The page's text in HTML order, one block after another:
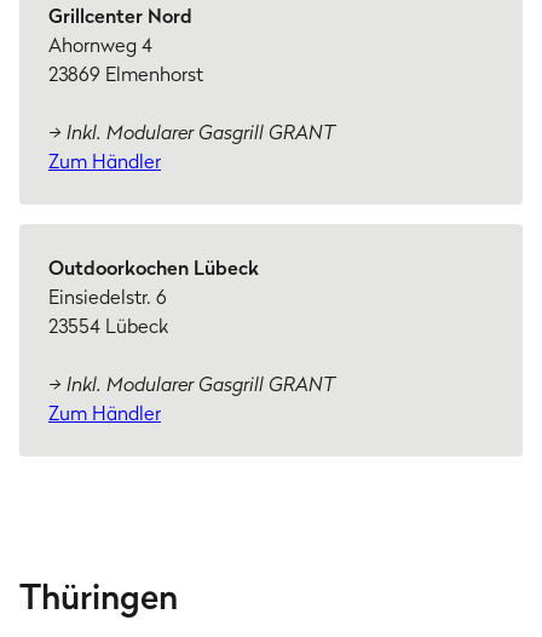
Grillcenter Nord
Ahornweg 4
23869 Elmenhorst
→ Inkl. Modularer Gasgrill GRANT
Zum Händler
Outdoorkochen Lübeck
Einsiedelstr. 6
23554 Lübeck
→ Inkl. Modularer Gasgrill GRANT
Zum Händler
Thüringen